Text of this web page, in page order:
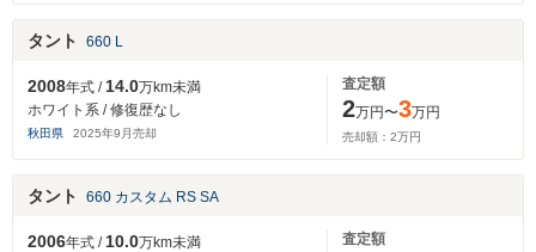
タント 660 L
2008年式 / 14.0万km未満
ホワイト系 / 修復歴なし
秋田県 2025年9 月売却
査定額
2万円〜3万円
売却額： 2万円
タント 660 カスタム RS SA
2006年式 / 10.0万km未満
査定額